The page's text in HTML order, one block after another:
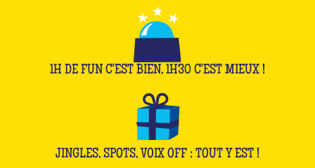
1H DE FUN C'EST BIEN, 1H30 C'EST MIEUX !
JINGLES, SPOTS, VOIX OFF : TOUT Y EST !